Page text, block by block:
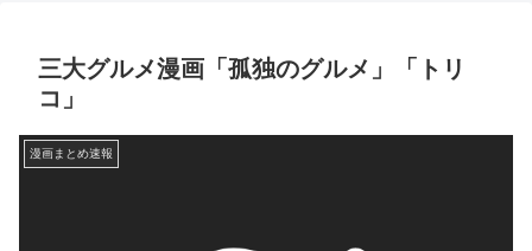
三大グルメ漫画「孤独のグルメ」「トリ
コ」
漫画まとめ速報